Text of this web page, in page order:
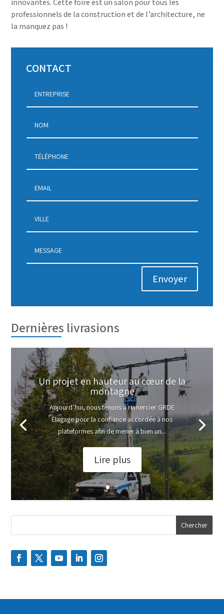
innovantes. Cette foire est un salon pour tous les
professionnels de la construction et de l’architecture, ne
la manquez pas !
CONTACT
Envoyer
Dernières livrasions
Un projet en hauteur au cœur de la
montagne
Aujourd’hui, nous tenons à remercier GRDE
Élagage pour la confiance accordée à nos
plateformes afin de mener à bien un...
Lire plus